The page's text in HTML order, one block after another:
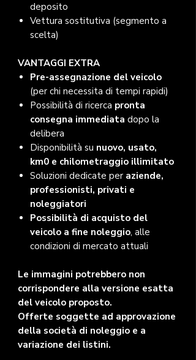
deposito
Vettura sostitutiva (segmento a
scelta)
VANTAGGI EXTRA
Pre-assegnazione del veicolo
(per chi necessita di tempi rapidi)
Possibilità di ricerca pronta
consegna immediata dopo la
delibera
Disponibilità su nuovo, usato,
km0 e chilometraggio illimitato
Soluzioni dedicate per aziende,
professionisti, privati e
noleggiatori
Possibilità di acquisto del
veicolo a fine noleggio, alle
condizioni di mercato attuali
Le immagini potrebbero non
corrispondere alla versione esatta
del veicolo proposto.
Offerte soggette ad approvazione
della società di noleggio e a
variazione dei listini.